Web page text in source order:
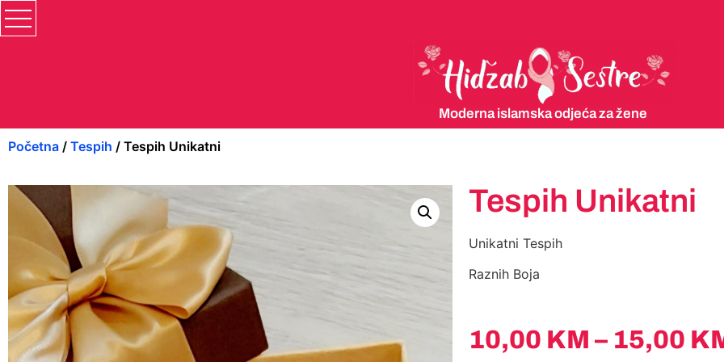
Moderna islamska odjeća za žene
Početna / Tespih / Tespih Unikatni
Tespih Unikatni
Unikatni Tespih
Raznih Boja
10,00 KM – 15,00